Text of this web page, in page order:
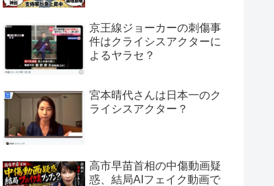
京王線ジョーカーの刺傷事
件はクライシスアクターに
よるヤラセ？
宮本晴代さんは日本一のク
ライシスアクター？
高市早苗首相の中傷動画疑
惑、結局AIフェイク動画で